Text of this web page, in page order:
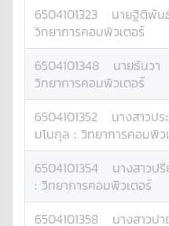
6504101323 นายฐิติพัน
วิทยาการคอมพิวเตอร์
6504101348 นายธันวา
วิทยาการคอมพิวเตอร์
6504101352 นางสาวป
มโนกุล : วิทยาการคอมพิว
6504101354 นางสาวป
: วิทยาการคอมพิวเตอร์
6504101358 นางสาวป